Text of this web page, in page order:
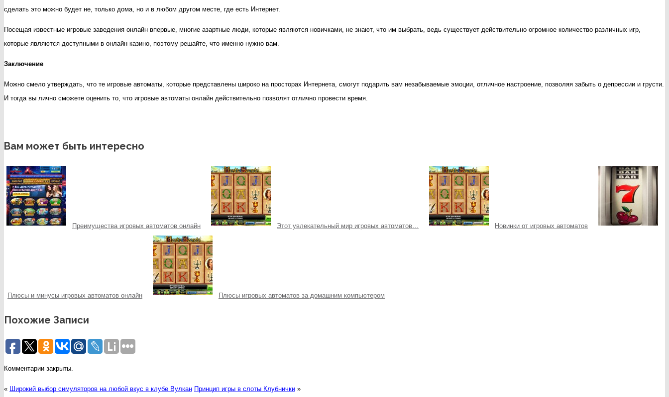
сделать это можно будет не, только дома, но и в любом другом месте, где есть Интернет.
Посещая известные игровые заведения онлайн впервые, многие азартные люди, которые являются новичками, не знают, что им выбрать, ведь существует действительно огромное количество различных игр,
которые являются доступными в онлайн казино, поэтому решайте, что именно нужно вам.
Заключение
Можно смело утверждать, что те игровые автоматы, которые представлены широко на просторах Интернета, смогут подарить вам незабываемые эмоции, отличное настроение, позволяя забыть о депрессии и грусти.
И тогда вы лично сможете оценить то, что игровые автоматы онлайн действительно позволят отлично провести время.
Вам может быть интересно
Преимущества игровых автоматов онлайн Этот увлекательный мир игровых автоматов… Новинки от игровых автоматов
Плюсы и минусы игровых автоматов онлайн Плюсы игровых автоматов за домашним компьютером
Похожие Записи
Комментарии закрыты.
« Широкий выбор симуляторов на любой вкус в клубе Вулкан Принцип игры в слоты Клубнички »